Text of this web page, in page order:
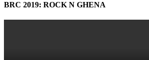
BRC 2019: ROCK N GHENA